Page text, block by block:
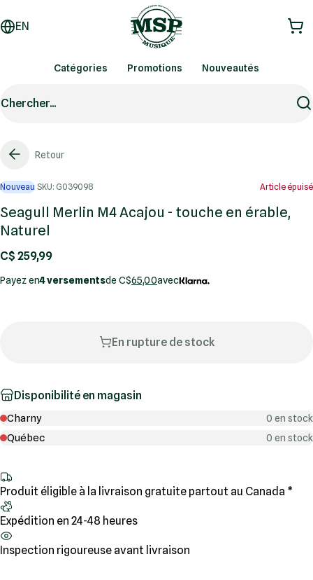
EN
Catégories Promotions Nouveautés
Chercher...
Retour
Nouveau SKU: G039098 Article épuisé
Seagull Merlin M4 Acajou - touche en érable,
Naturel
C$ 259,99
Payez en4 versementsde C$65,00avec
En rupture de stock
Disponibilité en magasin
Charny 0 en stock
Québec 0 en stock
Produit éligible à la livraison gratuite partout au Canada *
Expédition en 24-48 heures
Inspection rigoureuse avant livraison